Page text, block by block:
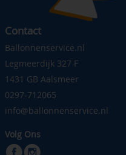
Contact
Ballonnenservice.nl
Legmeerdijk 327 F
1431 GB Aalsmeer
0297-712065
info@ballonnenservice.nl
Volg Ons